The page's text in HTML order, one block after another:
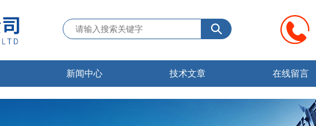
新闻中心 技术文章 在线留言